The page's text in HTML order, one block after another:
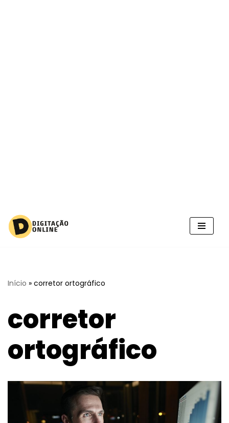
Pular
Início » corretor ortográfico
corretor
ortográfico